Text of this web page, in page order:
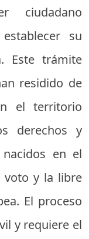
ciudadano
su
Este trámite
residido de
el territorio
derechos y
en el
voto y la libre
El proceso
y requiere el